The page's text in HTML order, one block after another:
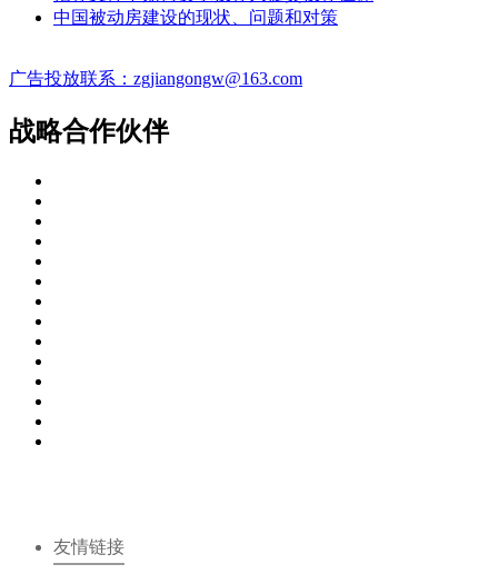
中国被动房建设的现状、问题和对策
广告投放联系：zgjiangongw@163.com
战略合作伙伴
友情链接